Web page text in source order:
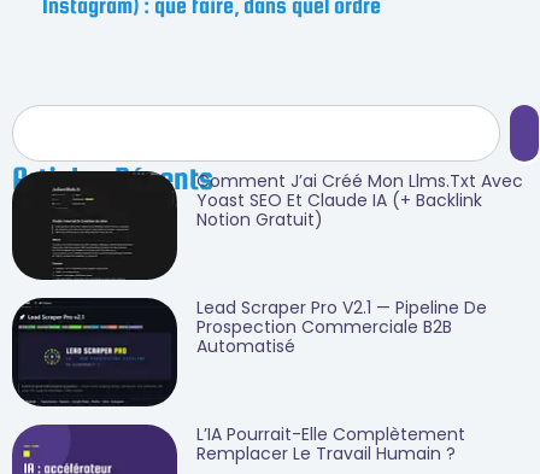
Articles RécentsComment J’ai Créé Mon Llms.txt Avec
Yoast SEO Et Claude IA (+ Backlink
Notion Gratuit)
Lead Scraper Pro V2.1 — Pipeline De
Prospection Commerciale B2B
Automatisé
L’IA Pourrait-Elle Complètement
Remplacer Le Travail Humain ?